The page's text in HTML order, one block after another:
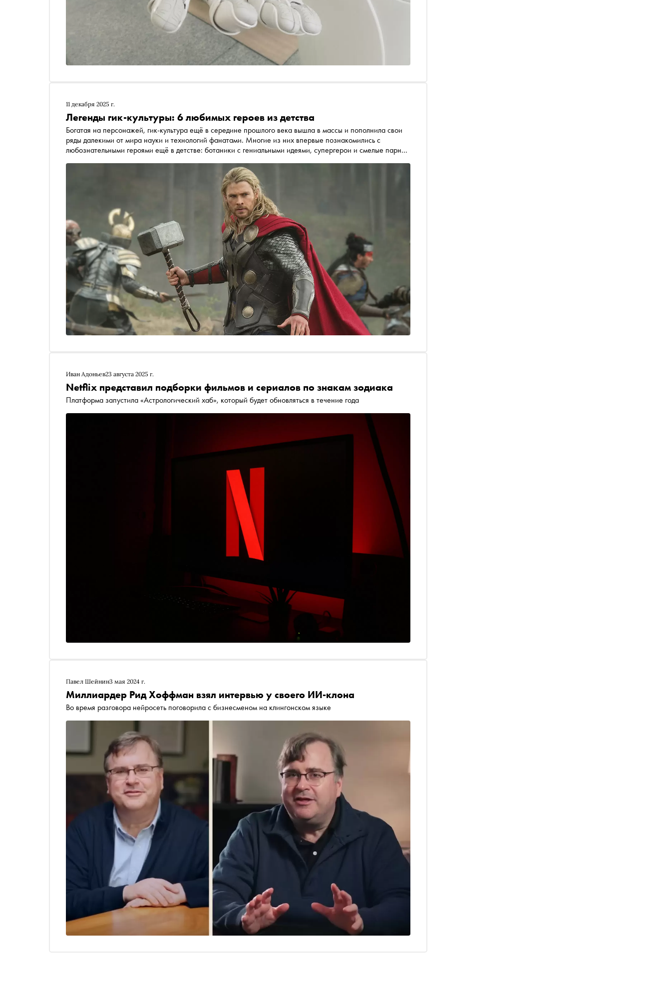
11 декабря 2025 г.
Легенды гик-культуры: 6 любимых героев из детства
Богатая на персонажей, гик-культура ещё в середине прошлого века вышла в массы и пополнила свои
ряды далекими от мира науки и технологий фанатами. Многие из них впервые познакомились с
любознательными героями ещё в детстве: ботаники с гениальными идеями, супергерои и смелые парни
научили не одно поколение разбираться в сложном и быть верными себе и своим увлечениям
Иван Адоньев23 августа 2025 г.
Netflix представил подборки фильмов и сериалов по знакам зодиака
Платформа запустила «Астрологический хаб», который будет обновляться в течение года
Павел Шейнин3 мая 2024 г.
Миллиардер Рид Хоффман взял интервью у своего ИИ-клона
Во время разговора нейросеть поговорила с бизнесменом на клингонском языке